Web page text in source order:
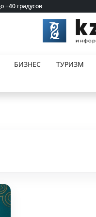
+40 градусов
+40 градусов
БИЗНЕС ТУРИЗМ